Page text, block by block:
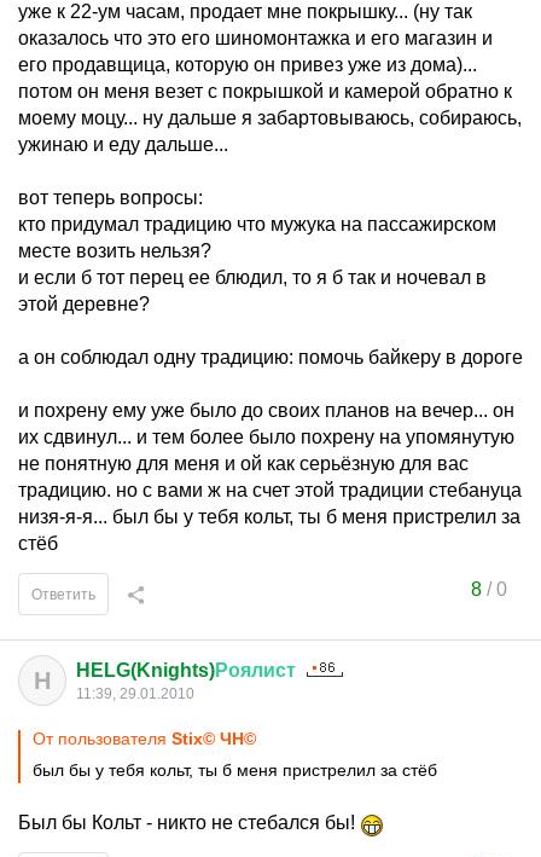
уже к 22-ум часам, продает мне покрышку... (ну так
оказалось что это его шиномонтажка и его магазин и
его продавщица, которую он привез уже из дома)...
потом он меня везет с покрышкой и камерой обратно к
моему моцу... ну дальше я забартовываюсь, собираюсь,
ужинаю и еду дальше...
вот теперь вопросы:
кто придумал традицию что мужука на пассажирском
месте возить нельзя?
и если б тот перец ее блюдил, то я б так и ночевал в
этой деревне?
а он соблюдал одну традицию: помочь байкеру в дороге
и похрену ему уже было до своих планов на вечер... он
их сдвинул... и тем более было похрену на упомянутую
не понятную для меня и ой как серьёзную для вас
традицию. но с вами ж на счет этой традиции стебануца
низя-я-я... был бы у тебя кольт, ты б меня пристрелил за
стёб
8/0
Ответить
H HELG(Knights)Роялист
11:39, 29.01.2010
От пользователя Stix© ЧН©
был бы у тебя кольт, ты б меня пристрелил за стёб
Был бы Кольт - никто не стебался бы!